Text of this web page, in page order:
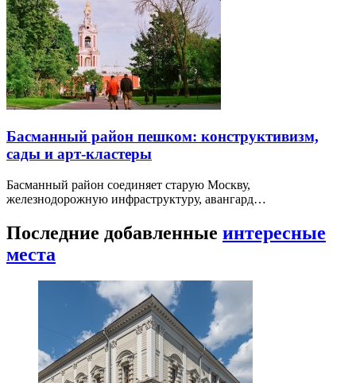
Басманный район пешком: конструктивизм,
сады и арт-кластеры
Басманный район соединяет старую Москву,
железнодорожную инфраструктуру, авангард…
Последние добавленные интересные
места